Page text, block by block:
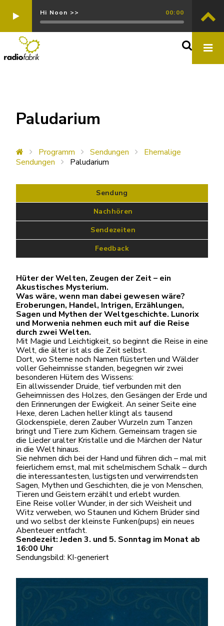
Hi Noon >> 00:00
Paludarium
Programm Sendungen
Ehemalige
Sendungen
Paludarium
Sendung
Nachhören
Sendezeiten
Feedback
Hüter der Welten, Zeugen der Zeit – ein
Akustisches Mysterium.
Was wäre, wenn man dabei gewesen wäre?
Eroberungen, Handel, Intrigen, Erzählungen,
Sagen und Mythen der Weltgeschichte. Lunorix
und Morwenia nehmen euch mit auf die Reise
durch zwei Welten.
Mit Magie und Leichtigkeit, so beginnt die Reise in eine
Welt, die älter ist als die Zeit selbst.
Dort, wo Sterne noch Namen flüsterten und Wälder
voller Geheimnisse standen, begegnen wir zwei
besonderen Hütern des Wissens:
Ein allwissender Druide, tief verbunden mit den
Geheimnissen des Holzes, den Gesängen der Erde und
den Erinnerungen der Ewigkeit. An seiner Seite eine
Hexe, deren Lachen heller klingt als tausend
Glockenspiele, deren Zauber Wurzeln zum Tanzen
bringt und Tiere zum Kichern. Gemeinsam tragen sie
die Lieder uralter Kristalle und die Märchen der Natur
in die Welt hinaus.
Sie nehmen dich bei der Hand und führen dich – mal mit
feierlichem ernst, mal mit schelmischem Schalk – durch
die interessantesten, lustigsten und verwirrendsten
Sagen, Mythen und Geschichten, die je von Menschen,
Tieren und Geistern erzählt und erlebt wurden.
Eine Reise voller Wunder, in der sich Weisheit und
Witz verweben, wo Staunen und Kichern Brüder sind
und wo selbst der kleinste Funken(pups) ein neues
Abenteuer entfacht.
Sendezeit: Jeden 3. und 5. Sonntag im Monat ab
16:00 Uhr
Sendungsbild: KI-generiert